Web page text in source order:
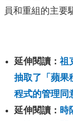
員和重組的主要
延伸閱讀： 祖
抽取了「蘋果
程式的管理同
延伸閱讀： 時